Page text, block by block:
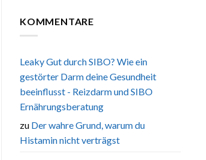
zwischen
Leberfunktion
Sauerstoff
Darmdysbiose
–
das
sagt
die
KOMMENTARE
Leaky Gut durch SIBO? Wie ein
gestörter Darm deine Gesundheit
beeinflusst - Reizdarm und SIBO
Ernährungsberatung
zu Der wahre Grund, warum du
Histamin nicht verträgst